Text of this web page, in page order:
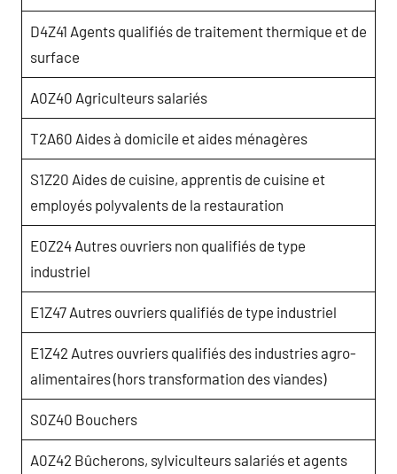
D4Z41 Agents qualifiés de traitement thermique et de
surface
A0Z40 Agriculteurs salariés
T2A60 Aides à domicile et aides ménagères
S1Z20 Aides de cuisine, apprentis de cuisine et
employés polyvalents de la restauration
E0Z24 Autres ouvriers non qualifiés de type
industriel
E1Z47 Autres ouvriers qualifiés de type industriel
E1Z42 Autres ouvriers qualifiés des industries agro-
alimentaires (hors transformation des viandes)
S0Z40 Bouchers
A0Z42 Bûcherons, sylviculteurs salariés et agents